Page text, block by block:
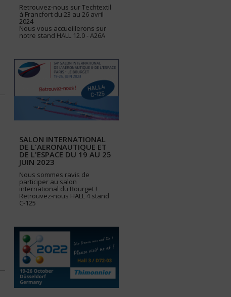
Retrouvez-nous sur Techtextil
à Francfort du 23 au 26 avril
2024
Nous vous accueillerons sur
notre stand HALL 12.0 - A26A
SALON INTERNATIONAL
DE L'AERONAUTIQUE ET
DE L'ESPACE DU 19 AU 25
JUIN 2023
Nous sommes ravis de
participer au salon
international du Bourget !
Retrouvez-nous HALL 4 stand
C-125